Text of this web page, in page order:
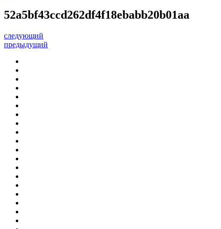
52a5bf43ccd262df4f18ebabb20b01aa
следующий
предыдущий